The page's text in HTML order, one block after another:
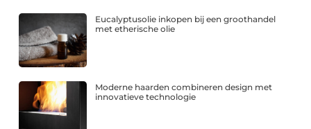
Eucalyptusolie inkopen bij een groothandel
met etherische olie
Moderne haarden combineren design met
innovatieve technologie